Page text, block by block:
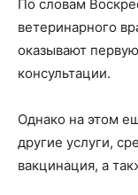
По словам
ветеринарного
оказывают
консультации.
Однако на этом
другие услуги,
вакцинация, а